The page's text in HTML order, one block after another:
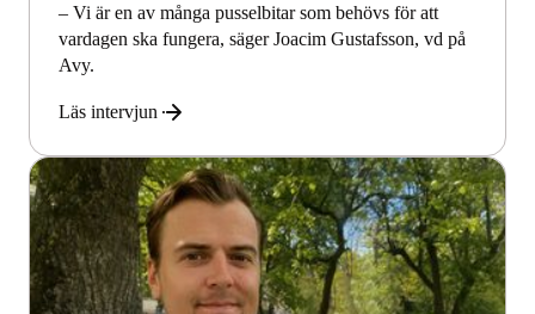
– Vi är en av många pusselbitar som behövs för att
vardagen ska fungera, säger Joacim Gustafsson, vd på
Avy.
Läs intervjun